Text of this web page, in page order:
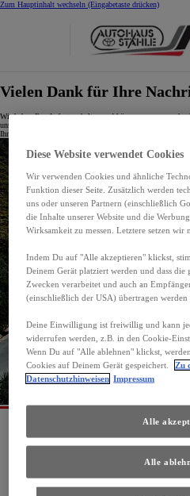
Zum Hauptinhalt wechseln (Eingabetaste drücken)
Vielen Dank für Ihre
Wir haben Ihre Anfrage erhalten und kümmern uns so
unserem Team meldet sich in Kürze bei Ihnen.
Ihr Autohaus Stähle GmbH & Co. KG Team.
Diese Website verwendet Cookies
Wir verwenden Cookies und ähnliche
Funktion dieser Seite. Zusätzlich werden
uns oder unseren Partnern (einschließlich
die Inhalte unserer Website und die
Wirksamkeit zu messen. Letztere setzen
Indem Du auf "Alle akzeptieren" klickst,
Deinem Gerät platziert werden und dass die
Zwecken verarbeitet und auch an
(einschließlich der USA) übertragen werden
Deine Einwilligung ist freiwillig und kann
widerrufen werden, z.B. in den Cookie-
Wenn Du auf "Alle ablehnen" klickst,
Cookies auf Deinem Gerät gespeichert.
Zu
Datenschutzhinweisen Impressum
Alle
Alle